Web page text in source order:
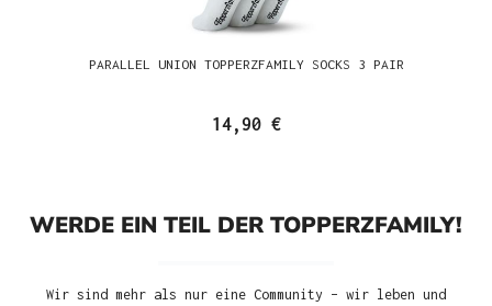
PARALLEL UNION TOPPERZFAMILY SOCKS 3 PAIR
14,90 €
WERDE EIN TEIL DER TOPPERZFAMILY!
Wir sind mehr als nur eine Community – wir leben und